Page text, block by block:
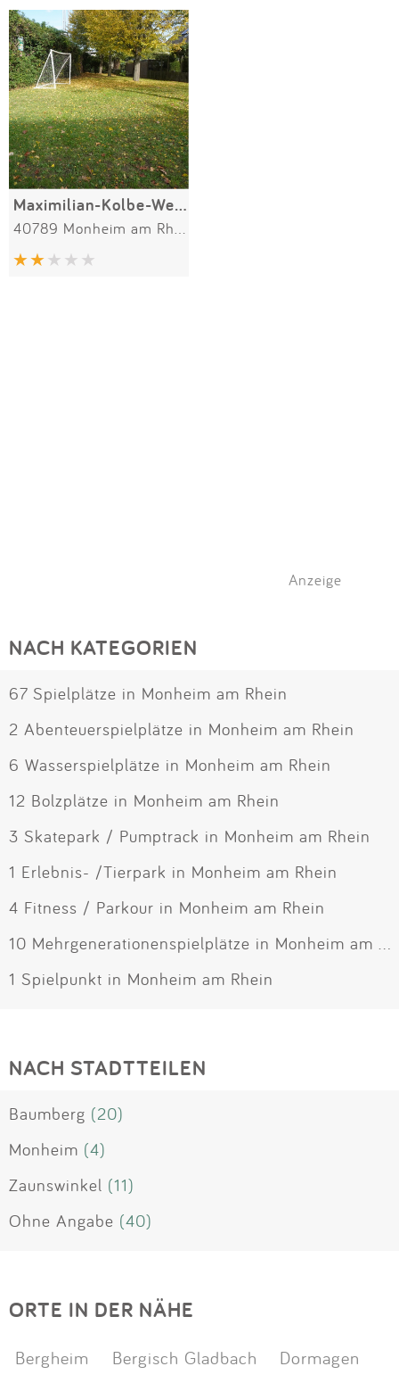
Anmelden
SPIELGERÄTE
Alle Filter (1) zurücksetzen
Maximilian-Kolbe-Weg Spielwiese
40789 Monheim am Rhein
Anzeige
NACH KATEGORIEN
67 Spielplätze in Monheim am Rhein
2 Abenteuerspielplätze in Monheim am Rhein
6 Wasserspielplätze in Monheim am Rhein
12 Bolzplätze in Monheim am Rhein
3 Skatepark / Pumptrack in Monheim am Rhein
1 Erlebnis- /Tierpark in Monheim am Rhein
4 Fitness / Parkour in Monheim am Rhein
10 Mehrgenerationenspielplätze in Monheim am Rhein
1 Spielpunkt in Monheim am Rhein
NACH STADTTEILEN
Baumberg (20)
Monheim (4)
Zaunswinkel (11)
Ohne Angabe (40)
ORTE IN DER NÄHE
Bergheim Bergisch Gladbach
Dormagen